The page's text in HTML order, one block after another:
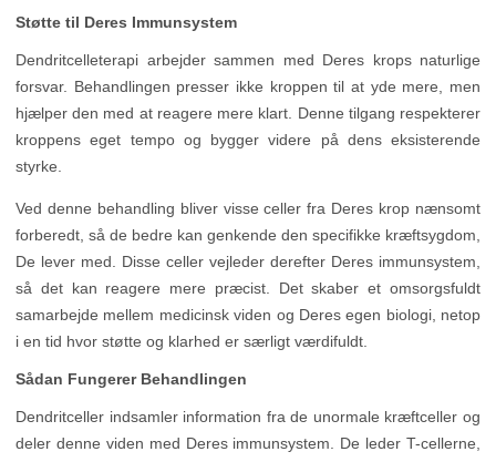
Støtte til Deres Immunsystem
Dendritcelleterapi arbejder sammen med Deres krops naturlige
forsvar. Behandlingen presser ikke kroppen til at yde mere, men
hjælper den med at reagere mere klart. Denne tilgang respekterer
kroppens eget tempo og bygger videre på dens eksisterende
styrke.
Ved denne behandling bliver visse celler fra Deres krop nænsomt
forberedt, så de bedre kan genkende den specifikke kræftsygdom,
De lever med. Disse celler vejleder derefter Deres immunsystem,
så det kan reagere mere præcist. Det skaber et omsorgsfuldt
samarbejde mellem medicinsk viden og Deres egen biologi, netop
i en tid hvor støtte og klarhed er særligt værdifuldt.
Sådan Fungerer Behandlingen
Dendritceller indsamler information fra de unormale kræftceller og
deler denne viden med Deres immunsystem. De leder T-cellerne,